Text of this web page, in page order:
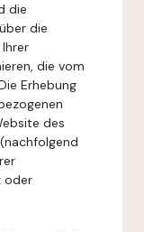
die
die
die vom
Erhebung
des
oder